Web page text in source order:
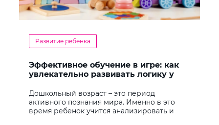
Развитие ребенка
Эффективное обучение в игре: как
увлекательно развивать логику у
Дошкольный возраст – это период
активного познания мира. Именно в это
время ребенок учится анализировать и